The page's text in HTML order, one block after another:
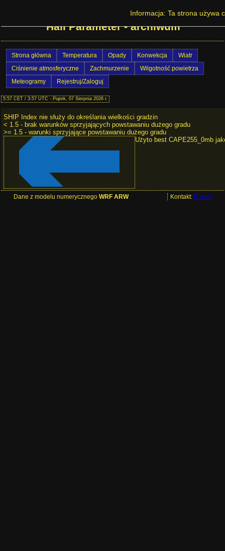
Prognoza pogody w Polsce - Significant
Hail Parameter - archiwum
Strona główna Temperatura Opady Konwekcja
Wiatr
Ciśnienie atmosferyczne
Zachmurzenie
Wilgotność powietrza
Meteogramy
Rejestruj/Zaloguj
5:57 CET / 3:57 UTC - Piątek, 07 Sierpnia 2026 r.
SHIP Index nie służy do określania wielkości gradzin
< 1.5 - brak warunków sprzyjających powstawaniu dużego gradu
>= 1.5 - warunki sprzyjające powstawaniu dużego gradu
Użyto best CAPE255_0mb
Dane z modelu numerycznego WRF ARW Kontakt: E-mail
Informacja: Ta strona używa